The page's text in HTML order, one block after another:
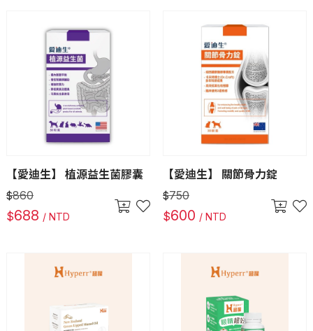
【愛迪生】 植源益生菌膠囊
$860
$688 / NTD
【愛迪生】 關節骨力錠
$750
$600 / NTD